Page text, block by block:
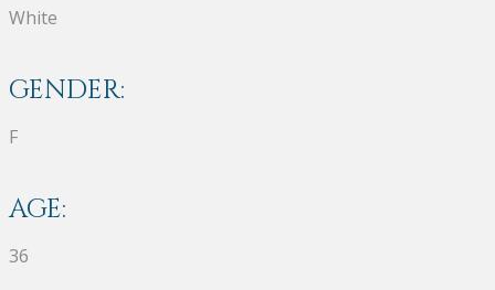
White
GENDER:
F
AGE:
36